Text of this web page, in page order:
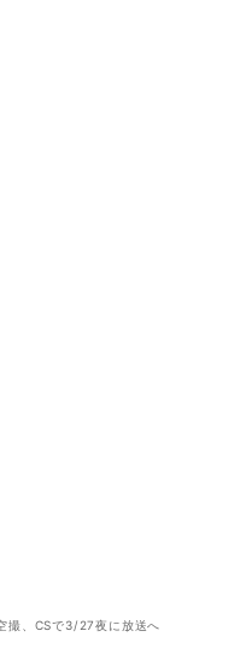
撮、CSで3/27夜に放送へ